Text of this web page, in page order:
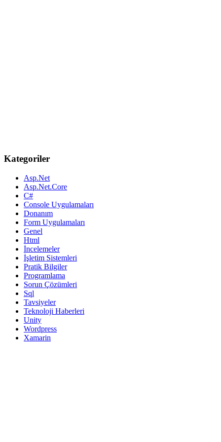
Kategoriler
Asp.Net
Asp.Net.Core
C#
Console Uygulamaları
Donanım
Form Uygulamaları
Genel
Html
İncelemeler
İşletim Sistemleri
Pratik Bilgiler
Programlama
Sorun Çözümleri
Sql
Tavsiyeler
Teknoloji Haberleri
Unity
Wordpress
Xamarin